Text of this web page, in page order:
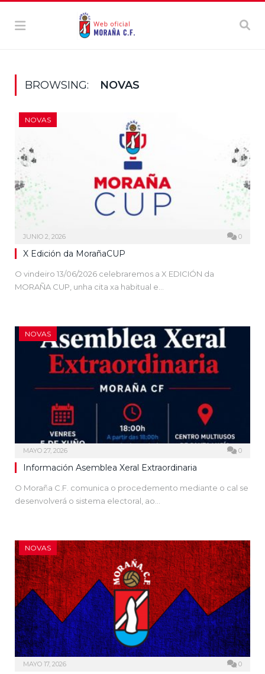
BROWSING: NOVAS
NOVAS
JUNIO 2, 2026 0
X Edición da MorañaCUP
O vindeiro 13/06/2026 celebraremos a X EDICIÓN da
MORAÑA CUP, unha cita xa habitual e…
NOVAS
MAYO 27, 2026 0
Información Asemblea Xeral Extraordinaria
O Moraña C.F. comunica o procedemento mediante o cal se
desenvolverá o sistema electoral, ao…
NOVAS
MAYO 17, 2026 0